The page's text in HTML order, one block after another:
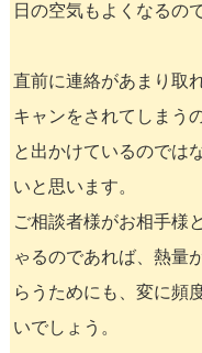
日の空気もよくなるの
直前に連絡があまり取
キャンをされてしまう
と出かけているのでは
いと思います。
ご相談者様がお相手様
ゃるのであれば、熱量
らうためにも、変に頻
いでしょう。